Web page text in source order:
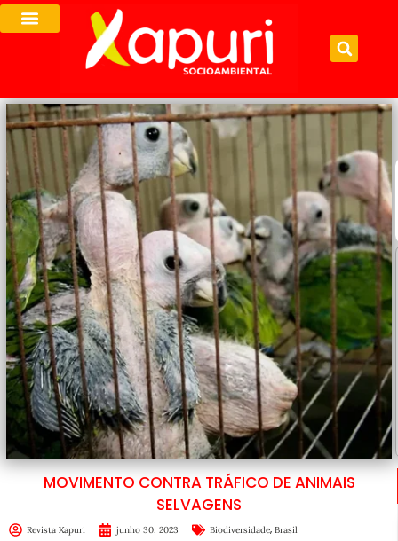
MOVIMENTO CONTRA TRÁFICO DE ANIMAIS
SELVAGENS
Revista Xapuri junho 30, 2023 Biodiversidade, Brasil